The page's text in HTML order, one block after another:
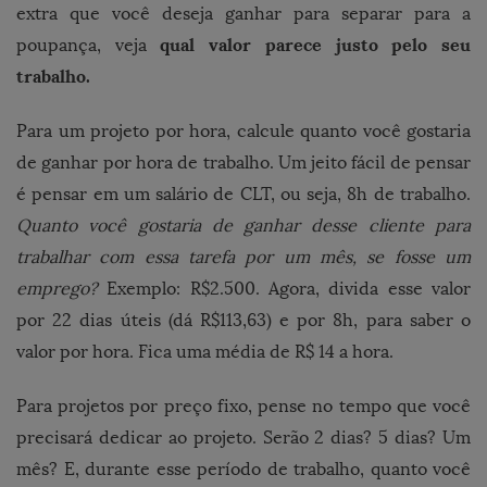
extra que você deseja ganhar para separar para a
poupança, vejaqual valor parece justo pelo seu
trabalho.
Para um projeto por hora, calcule quanto você gostaria
de ganhar por hora de trabalho. Um jeito fácil de pensar
é pensar em um salário de CLT, ou seja, 8h de trabalho.
Quanto você gostaria de ganhar desse cliente para
trabalhar com essa tarefa por um mês, se fosse um
emprego?Exemplo: R$2.500. Agora, divida esse valor
por 22 dias úteis (dá R$113,63) e por 8h, para saber o
valor por hora. Fica uma média de R$ 14 a hora.
Para projetos por preço fixo, pense no tempo que você
precisará dedicar ao projeto. Serão 2 dias? 5 dias? Um
mês? E, durante esse período de trabalho, quanto você